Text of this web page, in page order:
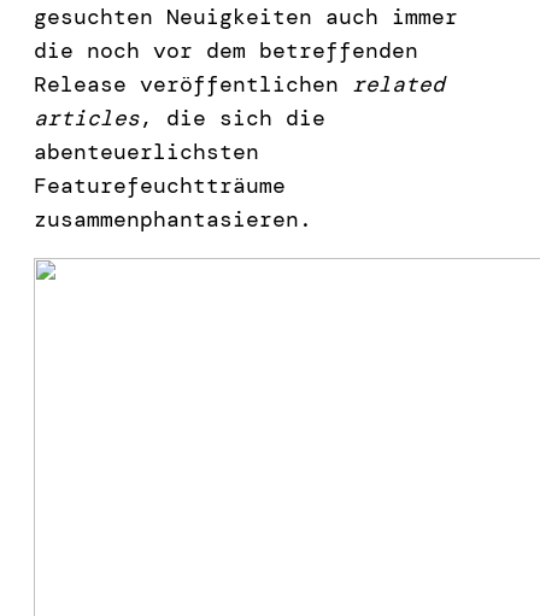
gesuchten Neuigkeiten auch immer
die noch vor dem betreffenden
Release veröffentlichen related
articles, die sich die
abenteuerlichsten
Featurefeuchtträume
zusammenphantasieren.